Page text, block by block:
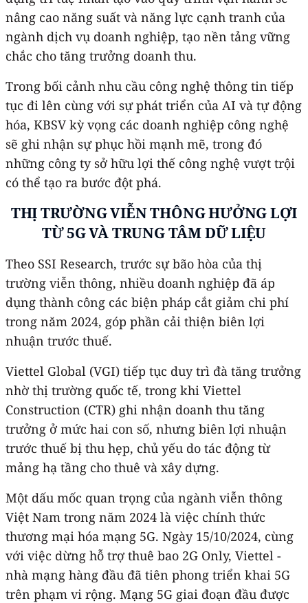
nâng cao năng suất và năng lực cạnh tranh của
ngành dịch vụ doanh nghiệp, tạo nền tảng vững
chắc cho tăng trưởng doanh thu.
Trong bối cảnh nhu cầu công nghệ thông tin tiếp
tục đi lên cùng với sự phát triển của AI và tự động
hóa, KBSV kỳ vọng các doanh nghiệp công nghệ
sẽ ghi nhận sự phục hồi mạnh mẽ, trong đó
những công ty sở hữu lợi thế công nghệ vượt trội
có thể tạo ra bước đột phá.
THỊ TRƯỜNG VIỄN THÔNG HƯỞNG LỢI
TỪ 5G VÀ TRUNG TÂM DỮ LIỆU
Theo SSI Research, trước sự bão hòa của thị
trường viễn thông, nhiều doanh nghiệp đã áp
dụng thành công các biện pháp cắt giảm chi phí
trong năm 2024, góp phần cải thiện biên lợi
nhuận trước thuế.
Viettel Global (VGI) tiếp tục duy trì đà tăng trưởng
nhờ thị trường quốc tế, trong khi Viettel
Construction (CTR) ghi nhận doanh thu tăng
trưởng ở mức hai con số, nhưng biên lợi nhuận
trước thuế bị thu hẹp, chủ yếu do tác động từ
mảng hạ tầng cho thuê và xây dựng.
Một dấu mốc quan trọng của ngành viễn thông
Việt Nam trong năm 2024 là việc chính thức
thương mại hóa mạng 5G. Ngày 15/10/2024, cùng
với việc dừng hỗ trợ thuê bao 2G Only, Viettel -
nhà mạng hàng đầu đã tiên phong triển khai 5G
trên phạm vi rộng. Mạng 5G giai đoạn đầu được